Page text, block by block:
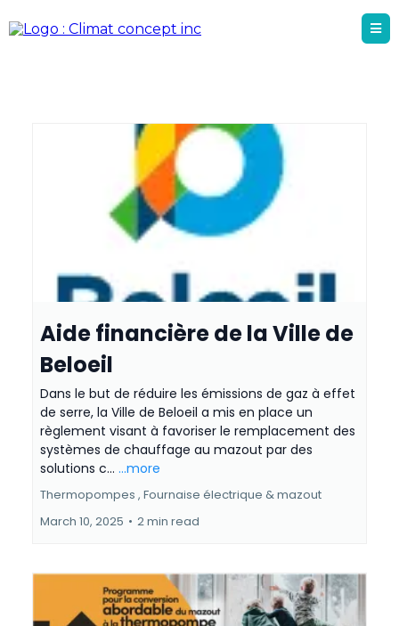
Aide financière de la Ville de
Beloeil
Dans le but de réduire les émissions de gaz à effet
de serre, la Ville de Beloeil a mis en place un
règlement visant à favoriser le remplacement des
systèmes de chauffage au mazout par des
solutions c... ...more
Thermopompes , Fournaise électrique &mazout
March 10, 2025 • 2 min read